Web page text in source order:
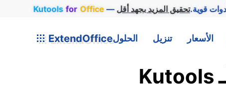
Kutools for Office قوية.
ExtendOfficeالحلول تنزيل الأسعار